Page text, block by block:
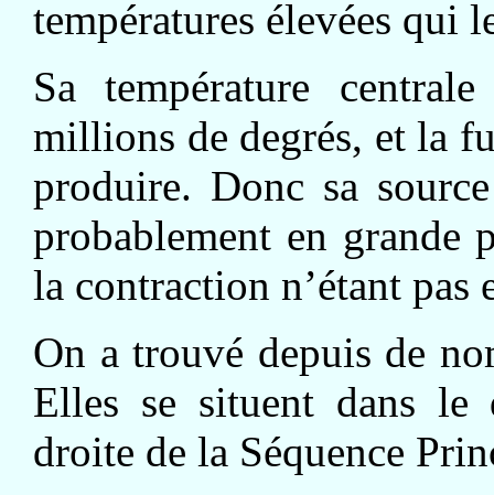
températures élevées qui
Sa température
millions de degrés, et la
produire. Donc sa
probablement en grande
la contraction n’étant pas
On a trouvé depuis de
Elles se situent dans le
droite de la Séquence